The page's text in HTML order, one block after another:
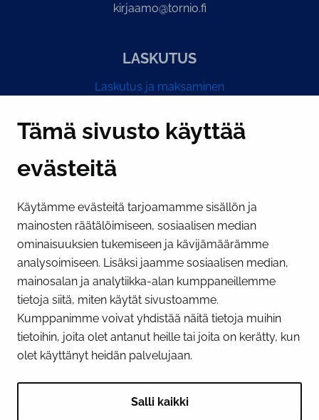
Tämä sivusto käyttää
evästeitä
Käytämme evästeitä tarjoamamme sisällön ja
mainosten räätälöimiseen, sosiaalisen median
ominaisuuksien tukemiseen ja kävijämäärämme
analysoimiseen. Lisäksi jaamme sosiaalisen median,
mainosalan ja analytiikka-alan kumppaneillemme
tietoja siitä, miten käytät sivustoamme.
Kumppanimme voivat yhdistää näitä tietoja muihin
tietoihin, joita olet antanut heille tai joita on kerätty, kun
olet käyttänyt heidän palvelujaan.
Salli kaikki
kirjaamo@tornio.fi
LASKUTUS
Laskutus ja maksaminen
PI­KA­LINK­KE­JÄ
Näytä evästeasetukseni
SOSIAALINEN MEDIA
Facebook InstagramYouTube